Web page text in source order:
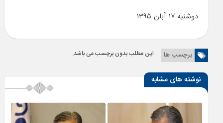
دوشنبه ۱۷ آبان ۱۳۹۵
برچسب ها این مطلب بدون برچسب می باشد.
نوشته های مشابه